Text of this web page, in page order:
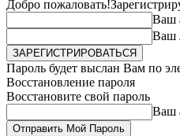
Добро пожаловать!
Ваш
Ваш
Пароль будет выслан Вам по
Восстановление пароля
Восстановите свой пароль
Ваш